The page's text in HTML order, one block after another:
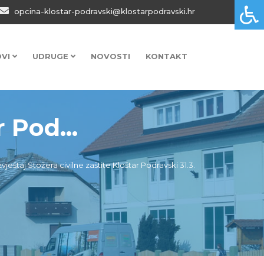
opcina-klostar-podravski@klostarpodravski.hr
UDRUGE NOVOSTI KONTAKT
Stožera civilne zaštite Kloštar Podravski 31.3.